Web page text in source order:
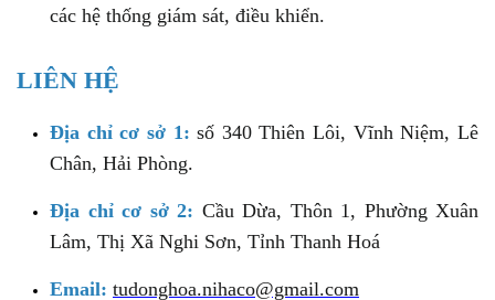
các hệ thống giám sát, điều khiển.
LIÊN HỆ
Địa chỉ cơ sở 1: số 340 Thiên Lôi, Vĩnh Niệm, Lê
Chân, Hải Phòng.
Địa chỉ cơ sở 2: Cầu Dừa, Thôn 1, Phường Xuân
Lâm, Thị Xã Nghi Sơn, Tỉnh Thanh Hoá
Email: tudonghoa.nihaco@gmail.com